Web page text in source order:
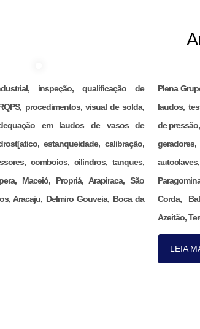
inspeção, qualificação de
procedimentos, visual de solda,
em laudos de vasos de
estanqueidade, calibração,
comboios, cilindros, tanques,
Maceió, Propriá, Arapiraca, São
Aracaju, Delmiro Gouveia, Boca da
Plena
laudos,
de
Corda,
Azeitão,
LEIA